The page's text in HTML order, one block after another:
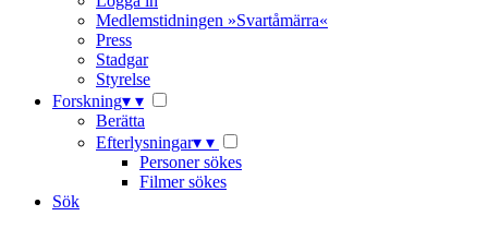
Medlemstidningen »Svartåmärra«
Press
Stadgar
Styrelse
Forskning▾ ▾
Berätta
Efterlysningar▾ ▾
Personer sökes
Filmer sökes
Sök